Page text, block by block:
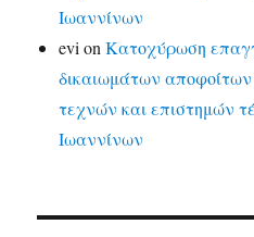
Ιωαννίνων
evi onΚατοχύρωση
δικαιωμάτων
τεχνών και επιστημών
Ιωαννίνων